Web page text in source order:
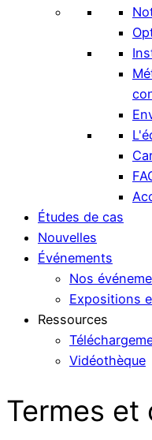
Études de cas
Nouvelles
Événements
Nos
Expositions
Ressources
Vidéothèque
Termes et